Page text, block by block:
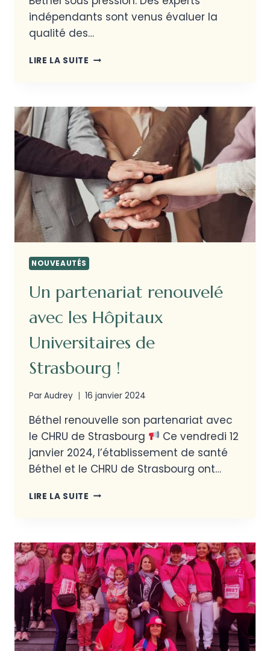
indépendants sont venus évaluer la
qualité des…
LIRE LA SUITE
NOUVEAUTÉS
Un partenariat renouvelé
avec les Hôpitaux
Universitaires de
Strasbourg !
ParAudrey 16 janvier 2024
Béthel renouvelle son partenariat avec
le CHRU de Strasbourg
Ce vendredi 12
janvier 2024, l’établissement de santé
Béthel et le CHRU de Strasbourg ont…
LIRE LA SUITE